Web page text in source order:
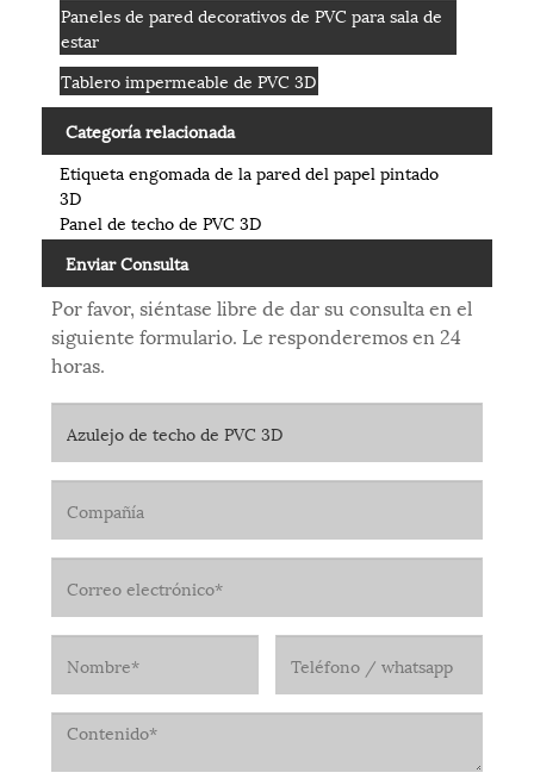
Paneles de pared decorativos de PVC para sala de
estar
Tablero impermeable de PVC 3D
Categoría relacionada
Etiqueta engomada de la pared del papel pintado
3D
Panel de techo de PVC 3D
Enviar Consulta
Por favor, siéntase libre de dar su consulta en el
siguiente formulario. Le responderemos en 24
horas.